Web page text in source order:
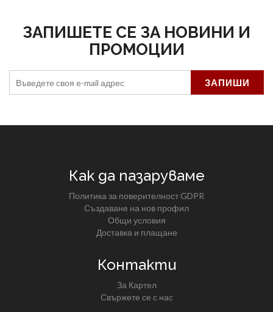
ЗАПИШЕТЕ СЕ ЗА НОВИНИ И
ПРОМОЦИИ
Как да пазаруваме
Политика за поверителност GDPR
Създаване на нов профил
Общи условия
Доставка и плащане
Контакти
За Картел
Свържете се с нас